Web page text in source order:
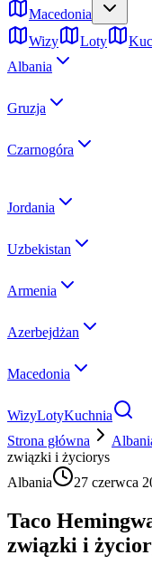
Macedonia
Wizy
Loty
Albania
Gruzja
Czarnogóra
Jordania
Uzbekistan
Armenia
Azerbejdżan
Macedonia
WizyLotyKuchnia
Strona główna
związki i życiorys
Albania
27 czerwca
Taco
związki i